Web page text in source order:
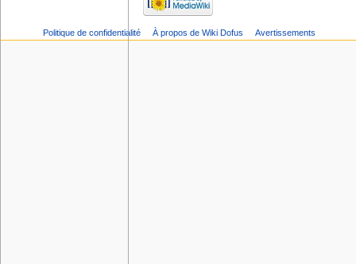
Politique de confidentialité À propos de Wiki Dofus Avertissements